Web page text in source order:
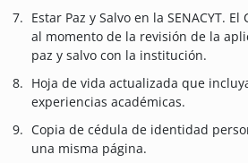
Estar Paz y Salvo en la SENACYT.
al momento de la revisión de la
paz y salvo con la institución.
Hoja de vida actualizada que
experiencias académicas.
Copia de cédula de identidad
una misma página.